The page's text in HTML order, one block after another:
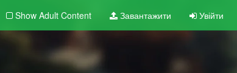
Show Adult Content Завантажити Увійти